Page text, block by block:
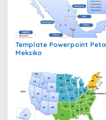
Template Powerpoint Peta
Meksiko